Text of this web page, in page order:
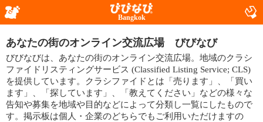
Bangkok
あなたの街のオンライン交流広場 びびなび
びびなびは、あなたの街のオンライン交流広場。地域のクラシ
ファイドリスティングサービス (Classified Listing Service; CLS)
を提供しています。クラシファイドとは「売ります」、「買い
ます」、「探しています」、「教えてください」などの様々な
告知や募集を地域や目的などによって分類し一覧にしたもので
す。掲示板は個人・企業のどちらでもご利用いただけますの